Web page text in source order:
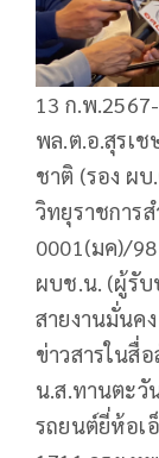
13 ก.พ
พล.ต.อ.สุรเ
ชาติ (รอง ผ
วิทยุราชการ
0001(มค)/
ผบช.น. (ผู้รับ
สายงานมั่นค
ข่าวสารในสื่
น.ส.ทานตะวั
รถยนต์ยี่ห้อเ